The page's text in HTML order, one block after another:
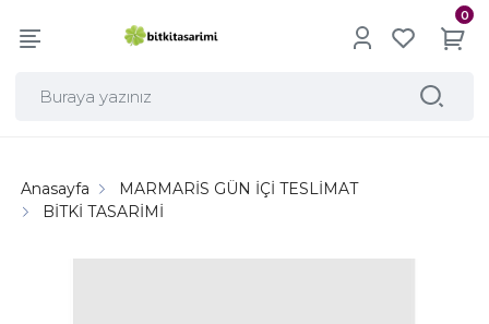
0
Anasayfa
MARMARİS GÜN İÇİ TESLİMAT
BİTKİ TASARİMİ